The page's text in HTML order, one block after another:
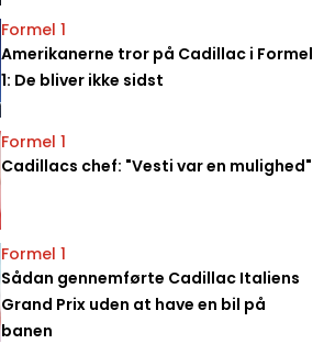
Formel 1
Amerikanerne tror på Cadillac i Formel
1: De bliver ikke sidst
Formel 1
Cadillacs chef: "Vesti var en mulighed"
Formel 1
Sådan gennemførte Cadillac Italiens
Grand Prix uden at have en bil på
banen